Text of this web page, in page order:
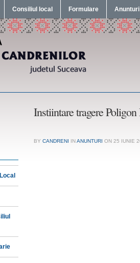
Consiliul local Formulare Anunturi
Instiintare tragere Poligon
BY CANDRENI INANUNTURI ON 25 IUNIE